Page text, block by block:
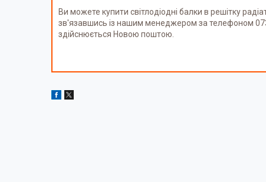
Ви можете купити світлодіодні балки в решітку
зв'язавшись із нашим менеджером за телефоном
здійснюється Новою поштою.